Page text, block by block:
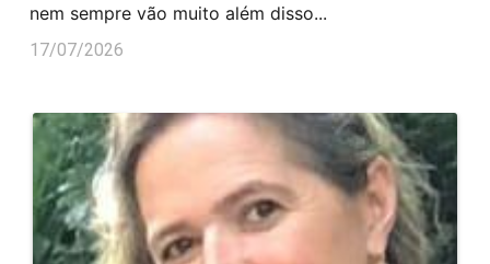
nem sempre vão muito além disso...
17/07/2026